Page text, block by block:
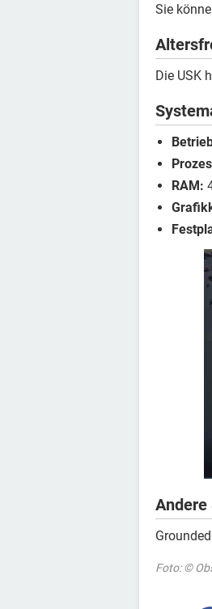
Sie
Die USK
RAM:
Andere
Foto: ©